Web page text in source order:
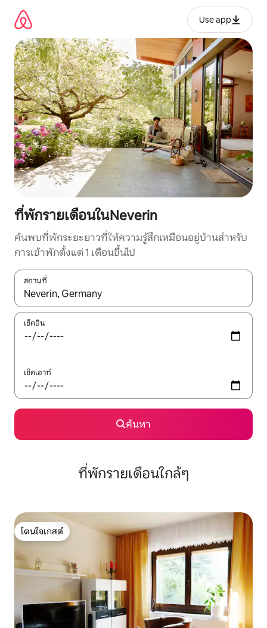
เนื้อหา
Use app
ที่พักรายเดือนในNeverin
ค้นพบที่พักระยะยาวที่ให้ความรู้สึกเหมือนอยู่บ้านสำหรับ
การเข้าพักตั้งแต่ 1 เดือนขึ้นไป
สถานที่
ใช้ลูกศรขึ้นลง หรือใช้การสัมผัสหรือปัด เพื่อสำรวจผลการค้นหา
เช็คอิน
เช็คเอาท์
ค้นหา
ที่พักรายเดือนใกล้ๆ
โดนใจเกสต์
โดนใจเกสต์